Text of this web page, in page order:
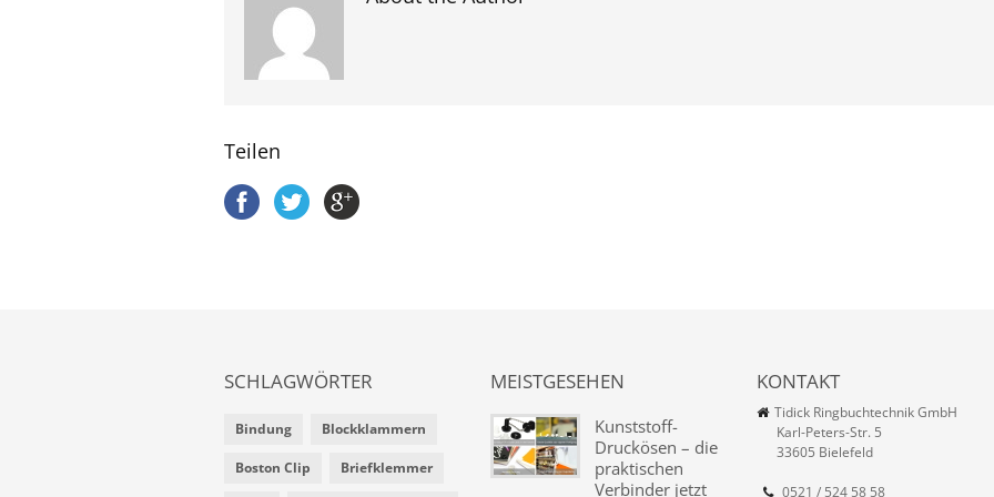
Teilen
SCHLAGWÖRTER
Bindung Blockklammern
Boston Clip Briefklemmer
MEISTGESEHEN
Kunststoff-
Druckösen – die
praktischen
Verbinder jetzt
KONTAKT
Tidick Ringbuchtechnik GmbH
Karl-Peters-Str. 5
33605 Bielefeld
0521 / 524 58 58